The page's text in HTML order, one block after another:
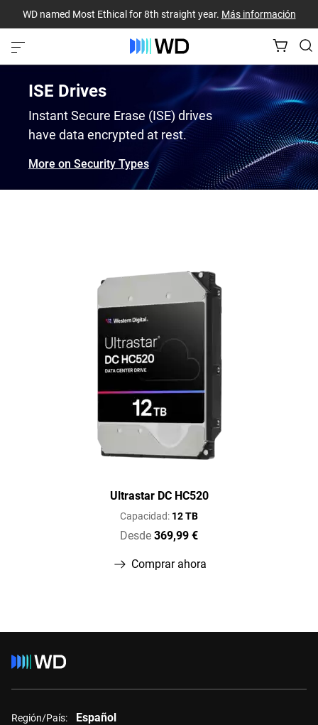
WD named Most Ethical for 8th straight year. Más información
ISE Drives
Instant Secure Erase (ISE) drives
have data encrypted at rest.
More on Security Types
Ultrastar DC HC520
Capacidad: 12 TB
Desde 369,99 €
Comprar ahora
Región/País: Español